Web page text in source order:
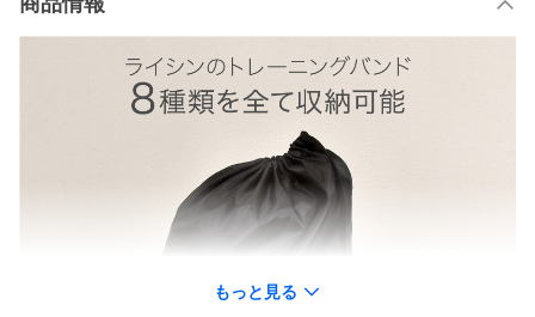
もっと見る